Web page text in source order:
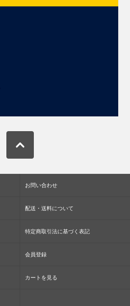
お問い合わせ
配送・送料について
特定商取引法に基づく表記
会員登録
カートを見る